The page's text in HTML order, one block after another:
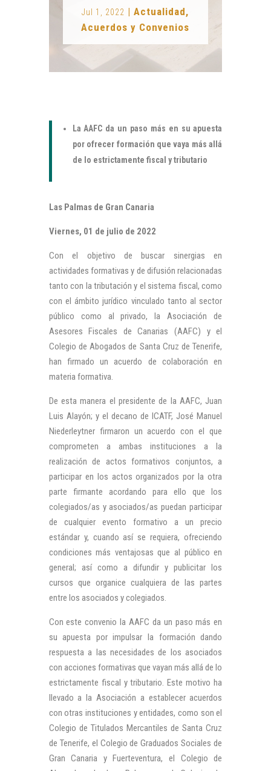
Jul 1, 2022 |Actualidad,
Acuerdos y Convenios
La AAFC da un paso más en su apuesta
por ofrecer formación que vaya más allá
de lo estrictamente fiscal y tributario
Las Palmas de Gran Canaria
Viernes, 01 de julio de 2022
Con el objetivo de buscar sinergias en
actividades formativas y de difusión relacionadas
tanto con la tributación y el sistema fiscal, como
con el ámbito jurídico vinculado tanto al sector
público como al privado, la Asociación de
Asesores Fiscales de Canarias (AAFC) y el
Colegio de Abogados de Santa Cruz de Tenerife,
han firmado un acuerdo de colaboración en
materia formativa.
De esta manera el presidente de la AAFC, Juan
Luis Alayón; y el decano de ICATF, José Manuel
Niederleytner firmaron un acuerdo con el que
comprometen a ambas instituciones a la
realización de actos formativos conjuntos, a
participar en los actos organizados por la otra
parte firmante acordando para ello que los
colegiados/as y asociados/as puedan participar
de cualquier evento formativo a un precio
estándar y, cuando así se requiera, ofreciendo
condiciones más ventajosas que al público en
general; así como a difundir y publicitar los
cursos que organice cualquiera de las partes
entre los asociados y colegiados.
Con este convenio la AAFC da un paso más en
su apuesta por impulsar la formación dando
respuesta a las necesidades de los asociados
con acciones formativas que vayan más allá de lo
estrictamente fiscal y tributario. Este motivo ha
llevado a la Asociación a establecer acuerdos
con otras instituciones y entidades, como son el
Colegio de Titulados Mercantiles de Santa Cruz
de Tenerife, el Colegio de Graduados Sociales de
Gran Canaria y Fuerteventura, el Colegio de